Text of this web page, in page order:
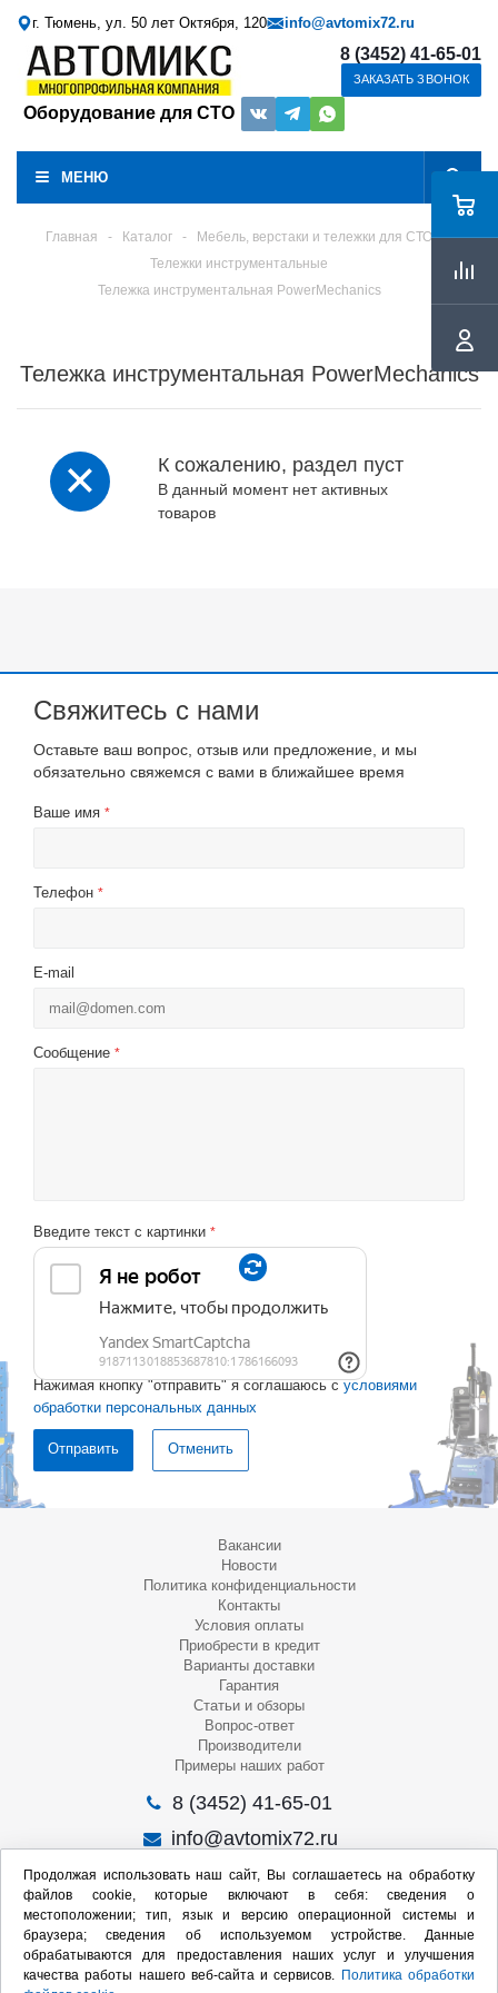
г. Тюмень, ул. 50 лет Октября, 120 info@avtomix72.ru
Оборудование для СТО
8 (3452) 41-65-01
ЗАКАЗАТЬ ЗВОНОК
МЕНЮ
Главная - Каталог -
Мебель, верстаки и тележки для СТО
Тележки инструментальные
Тележка инструментальная PowerMechanics
Тележка инструментальная PowerMechanics
К сожалению, раздел пуст
В данный момент нет активных
товаров
Свяжитесь с нами
Оставьте ваш вопрос, отзыв или предложение, и мы
обязательно свяжемся с вами в ближайшее время
Ваше имя *
Телефон *
E-mail
Сообщение *
Введите текст с картинки *
Нажимая кнопку "отправить" я соглашаюсь с условиями
обработки персональных данных
Отменить
Вакансии
Новости
Политика конфиденциальности
Контакты
Условия оплаты
Приобрести в кредит
Варианты доставки
Гарантия
Статьи и обзоры
Вопрос-ответ
Производители
Примеры наших работ
8 (3452) 41-65-01
info@avtomix72.ru
г. Тюмень, ул. 50 лет Октября, 120
Пн-Пт
: 09:00 – 19:00
Сб: 10:00 – 17:00
Вс: Выходной
Мы в социальных сетях:
Продолжая использовать наш сайт, Вы соглашаетесь на обработку
файлов cookie, которые включают в себя: сведения о
местоположении; тип, язык и версию операционной системы и
браузера; сведения об используемом устройстве. Данные
обрабатываются для предоставления наших услуг и улучшения
качества работы нашего веб-сайта и сервисов. Политика обработки